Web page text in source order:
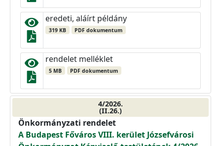
eredeti, aláírt példány
319 KB PDF dokumentum
rendelet melléklet
5 MB PDF dokumentum
4/2026.
(II.26.)
Önkormányzati rendelet
A Budapest Főváros VIII. kerület Józsefvárosi